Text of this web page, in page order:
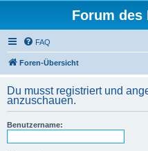
Forum des
FAQ
Foren-Übersicht
Du musst registriert und
anzuschauen.
Benutzername: